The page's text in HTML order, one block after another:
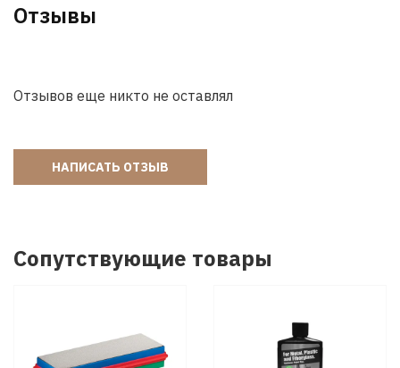
Отзывы
Отзывов еще никто не оставлял
НАПИСАТЬ ОТЗЫВ
Сопутствующие товары